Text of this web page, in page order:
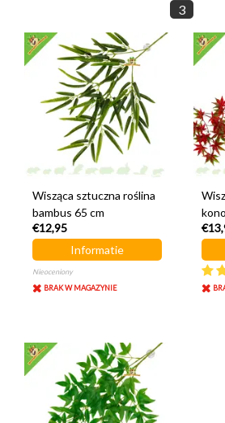
3
Wisząca sztuczna roślina
bambus 65 cm
€12,95
Informatie
Nieoceniony
BRAK W MAGAZYNIE